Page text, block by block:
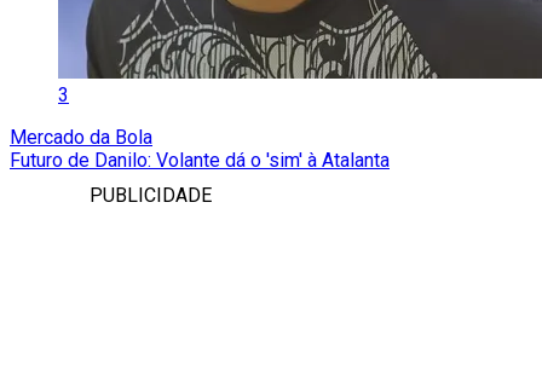
3
Mercado da Bola
Futuro de Danilo: Volante dá o 'sim' à Atalanta
PUBLICIDADE